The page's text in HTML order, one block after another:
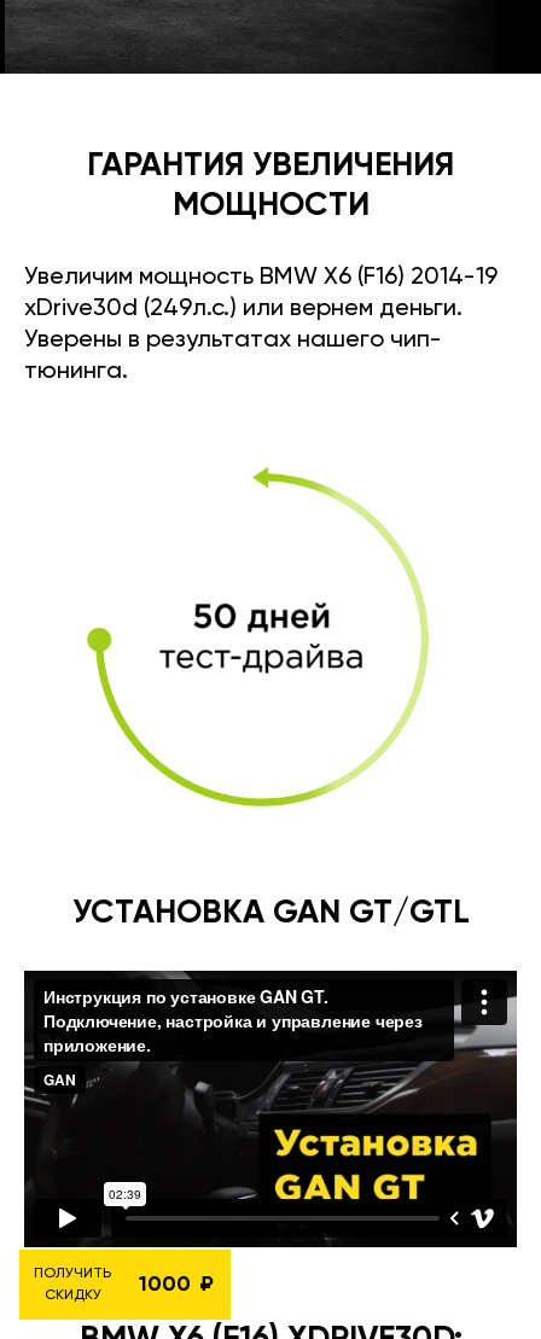
ГАРАНТИЯ УВЕЛИЧЕНИЯ
МОЩНОСТИ
Увеличим мощность BMW X6 (F16) 2014-19
xDrive30d (249л.с.) или вернем деньги.
Уверены в результатах нашего чип-
тюнинга.
УСТАНОВКА GAN GT/GTL
ПОЛУЧИТЬ
СКИДКУ
1000